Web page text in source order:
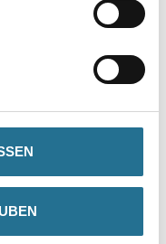
Kompositprofil Mid-
um Preise zu